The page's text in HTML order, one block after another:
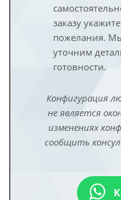
заказу
пожелания.
уточним
готовности.
Конфигурация
не является
изменениях
сообщить